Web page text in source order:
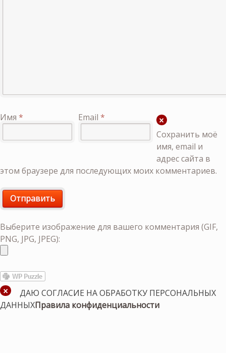
Имя * Email *
Сохранить моё
имя, email и
адрес сайта в
этом браузере для последующих моих комментариев.
Выберите изображение для вашего комментария (GIF,
PNG, JPG, JPEG):
ДАЮ СОГЛАСИЕ НА ОБРАБОТКУ ПЕРСОНАЛЬНЫХ
ДАННЫХПравила конфиденциальности